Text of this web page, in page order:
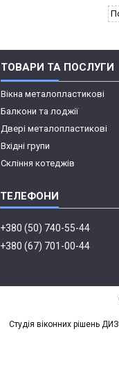
ТОВАРИ ТА ПОСЛУГИ
Вікна металопластикові
Балкони та лоджії
Двері металопластикові
Вхідні групи
Скління котеджів
+380 (50) 740-55-44
+380 (67) 701-00-44